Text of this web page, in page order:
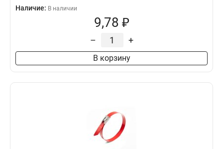
Наличие: В наличии
9,78 ₽
– +
В корзину